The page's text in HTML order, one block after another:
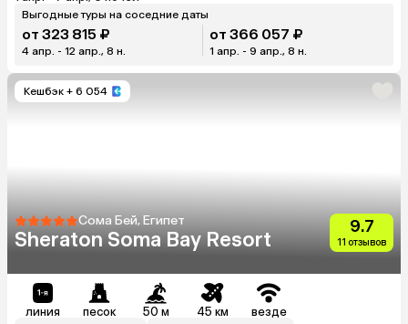
Выгодные туры на соседние даты
от 323 815 ₽
4 апр. - 12 апр., 8 н.
от 366 057 ₽
1 апр. - 9 апр., 8 н.
Кешбэк + 6 054
Сома Бей, Египет
Sheraton Soma Bay Resort
9.7
11 отзывов
линия песок 50 м 45 км везде